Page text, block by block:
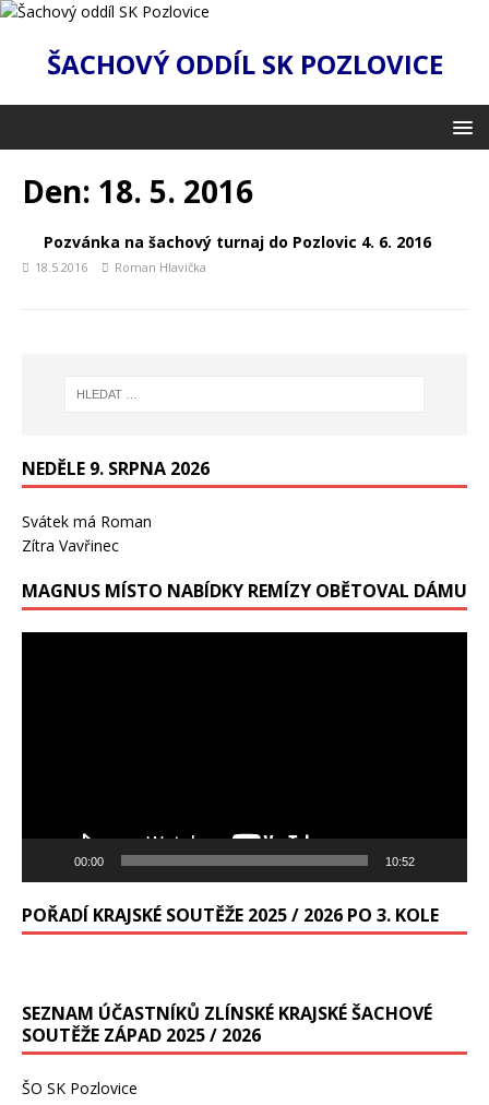
ŠACHOVÝ ODDÍL SK POZLOVICE
Den: 18. 5. 2016
Pozvánka na šachový turnaj do Pozlovic 4. 6. 2016
18.5.2016 Roman Hlavička
NEDĚLE 9. SRPNA 2026
Svátek má Roman
Zítra Vavřinec
MAGNUS MÍSTO NABÍDKY REMÍZY OBĚTOVAL DÁMU
00:00 10:52
POŘADÍ KRAJSKÉ SOUTĚŽE 2025 / 2026 PO 3. KOLE
SEZNAM ÚČASTNÍKŮ ZLÍNSKÉ KRAJSKÉ ŠACHOVÉ
SOUTĚŽE ZÁPAD 2025 / 2026
ŠO SK Pozlovice